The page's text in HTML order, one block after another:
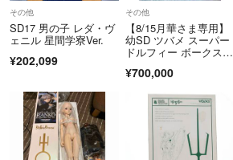
その他
SD17 男の子 レダ・ヴ
ェニル 星間学寮Ver.
¥202,099
その他
【8/15月華さま専用】
幼SD ツバメ スーパー
ドルフィー ボークス Y
¥700,000